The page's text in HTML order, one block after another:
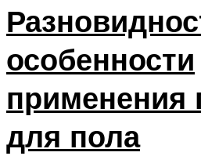
особенности
применения
для пола